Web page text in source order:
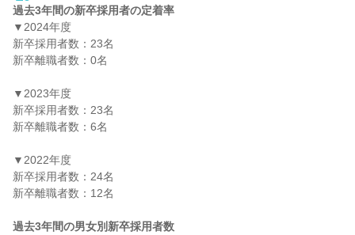
過去3年間の新卒採用者の定着率
▼2024年度
新卒採用者数：23名
新卒離職者数：0名
▼2023年度
新卒採用者数：23名
新卒離職者数：6名
▼2022年度
新卒採用者数：24名
新卒離職者数：12名
過去3年間の男女別新卒採用者数